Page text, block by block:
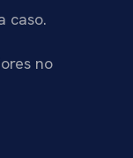
caso.
no